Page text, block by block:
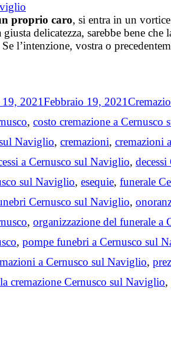
proprio caro, si entra in un
delicatezza, sarebbe bene che
l’intenzione, vostra o
19, 2021Febbraio 19, 2021
, costo cremazione a Cernusco
Naviglio, cremazioni, cremazioni
a Cernusco sul Naviglio, decessi
sul Naviglio, esequie, funerale
Cernusco sul Naviglio,
, organizzazione del funerale a
, pompe funebri a Cernusco sul
a Cernusco sul Naviglio,
cremazione Cernusco sul Naviglio,